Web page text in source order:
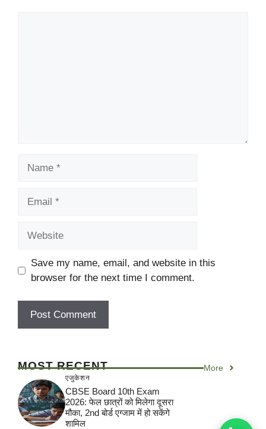
Save my name, email, and website in this
browser for the next time I comment.
MOST RECENT More
एजुकेशन
CBSE Board 10th Exam
2026: फेल छात्रों को मिलेगा दूसरा
मौका, 2nd बोर्ड एग्जाम में हो सकेंगे
शामिल